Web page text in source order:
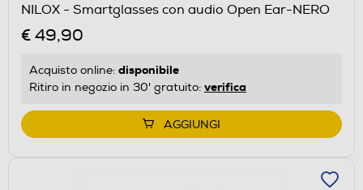
NILOX - Smartglasses con audio Open Ear-NERO
€ 49,90
Acquisto online: disponibile
Ritiro in negozio in 30' gratuito: verifica
AGGIUNGI